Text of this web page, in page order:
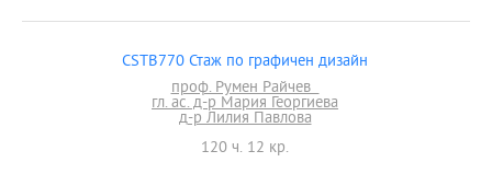
CSTB770 Стаж по графичен дизайн
проф. Румен Райчев
гл. ас. д-р Мария Георгиева
д-р Лилия Павлова
120 ч. 12 кр.